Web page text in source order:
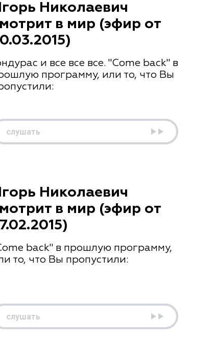
Николаевич
в мир (эфир от
и все все все. "Come back" в
программу, или то, что Вы
слушать
Николаевич
в мир (эфир от
back" в прошлую программу,
то, что Вы пропустили:
слушать